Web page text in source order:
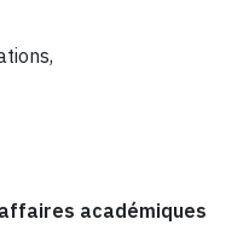
académiques